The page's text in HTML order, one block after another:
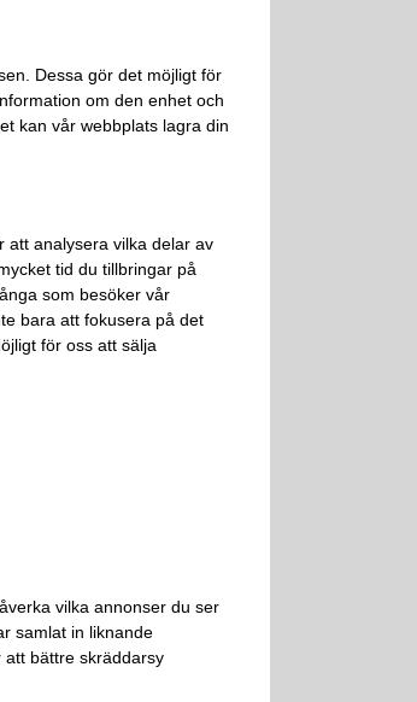
Dessa gör det möjligt för
om den enhet och
kan vår webbplats lagra din
att analysera vilka delar av
tid du tillbringar på
som besöker vår
bara att fokusera på det
för oss att sälja
vilka annonser du ser
samlat in liknande
bättre skräddarsy